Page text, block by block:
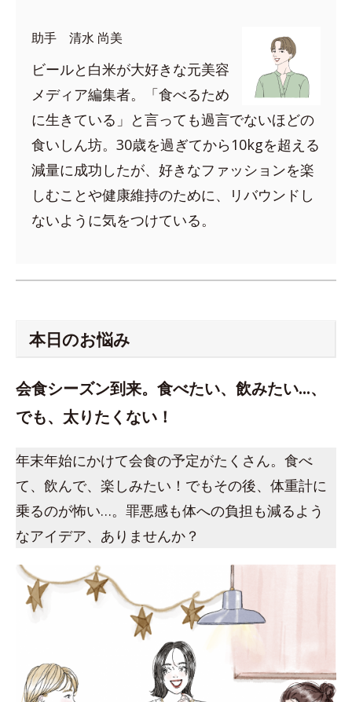
助手 清水 尚美
ビールと白米が大好きな元美容
メディア編集者。「食べるため
に生きている」と言っても過言でないほどの
食いしん坊。30歳を過ぎてから10kgを超える
減量に成功したが、好きなファッションを楽
しむことや健康維持のために、リバウンドし
ないように気をつけている。
本日のお悩み
会食シーズン到来。食べたい、飲みたい…、
でも、太りたくない！
年末年始にかけて会食の予定がたくさん。食べ
て、飲んで、楽しみたい！でもその後、体重計に
乗るのが怖い…。罪悪感も体への負担も減るよう
なアイデア、ありませんか？